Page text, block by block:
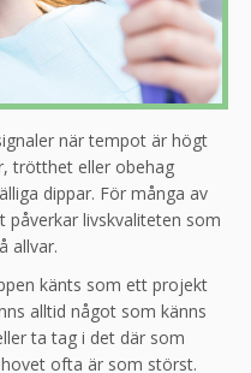
när tempot är högt
trötthet eller obehag
dippar. För många av
livskvaliteten som
allvar.
känts som ett projekt
alltid något som känns
ta tag i det där som
ofta är som störst.